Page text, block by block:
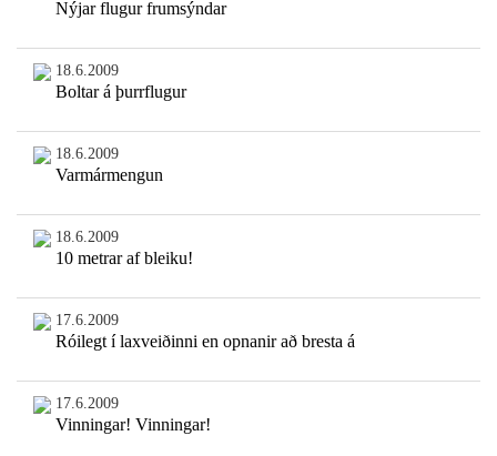
Nýjar flugur frumsýndar
18.6.2009
Boltar á þurrflugur
18.6.2009
Varmármengun
18.6.2009
10 metrar af bleiku!
17.6.2009
Róilegt í laxveiðinni en opnanir að bresta á
17.6.2009
Vinningar! Vinningar!